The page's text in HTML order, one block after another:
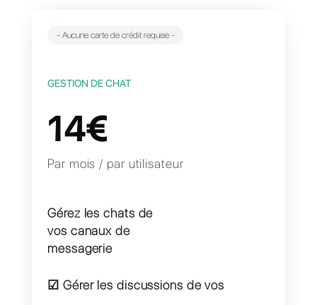
GESTION DE CHAT
14€
Par mois / par utilisateur
vos canaux de